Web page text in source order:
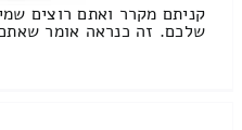
קניתם מקרר ואתם רוצים
שלכם. זה כנראה אומר